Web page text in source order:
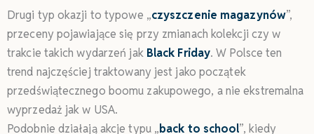
Drugi typ okazji to typowe „czyszczenie magazynów”,
przeceny pojawiające się przy zmianach kolekcji czy w
trakcie takich wydarzeń jak Black Friday. W Polsce ten
trend najczęściej traktowany jest jako początek
przedświątecznego boomu zakupowego, a nie ekstremalna
wyprzedaż jak w USA.
Podobnie działają akcje typu „back to school”, kiedy